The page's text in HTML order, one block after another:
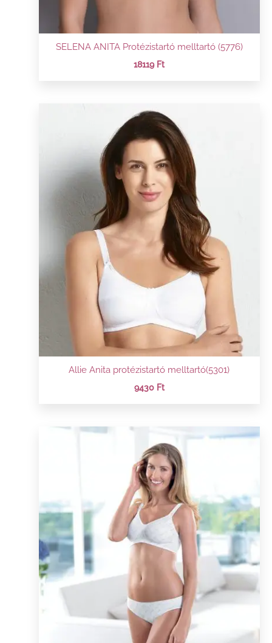
SELENA ANITA Protézistartó melltartó (5776)
18119 Ft
Allie Anita protézistartó melltartó(5301)
9430 Ft